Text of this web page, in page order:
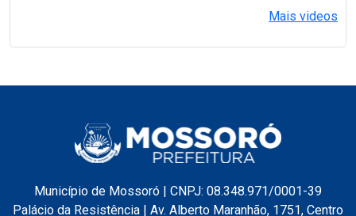
Mais videos
Município de Mossoró | CNPJ: 08.348.971/0001-39
Palácio da Resistência | Av. Alberto Maranhão, 1751, Centro